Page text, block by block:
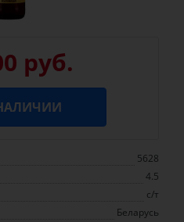
руб.
5628
4.5
с/т
Беларусь